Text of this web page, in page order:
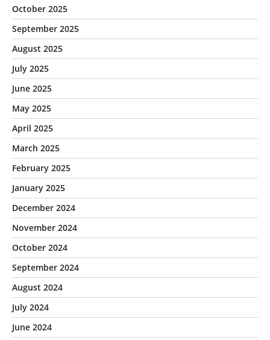
October 2025
September 2025
August 2025
July 2025
June 2025
May 2025
April 2025
March 2025
February 2025
January 2025
December 2024
November 2024
October 2024
September 2024
August 2024
July 2024
June 2024